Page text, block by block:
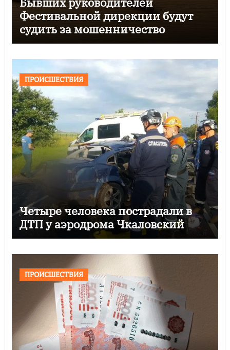
Фестивальной дирекции будут
судить за мошенничество
ПРОИСШЕСТВИЯ
Четыре человека пострадали в
ДТП у аэродрома Чкаловский
ПРОИСШЕСТВИЯ